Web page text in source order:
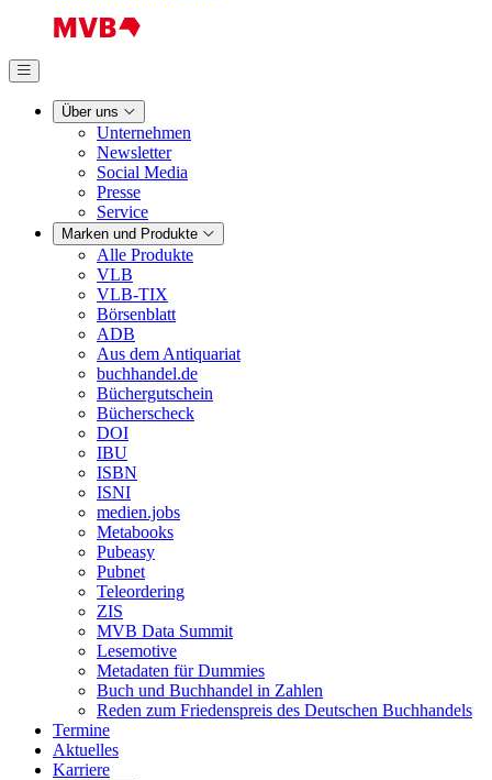
Über uns
Unternehmen
Newsletter
Social Media
Presse
Service
Marken und Produkte
Alle Produkte
VLB
VLB-TIX
Börsenblatt
ADB
Aus dem Antiquariat
buchhandel.de
Büchergutschein
Bücherscheck
DOI
IBU
ISBN
ISNI
medien.jobs
Metabooks
Pubeasy
Pubnet
Teleordering
ZIS
MVB Data Summit
Lesemotive
Metadaten für Dummies
Buch und Buchhandel in Zahlen
Reden zum Friedenspreis des Deutschen Buchhandels
Termine
Aktuelles
Karriere